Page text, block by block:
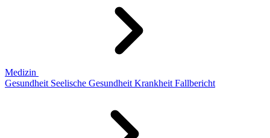
Medizin
Gesundheit Seelische Gesundheit Krankheit Fallbericht